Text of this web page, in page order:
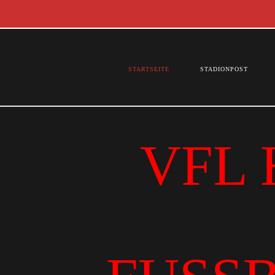
STARTSEITE STADIONPOST
VFL